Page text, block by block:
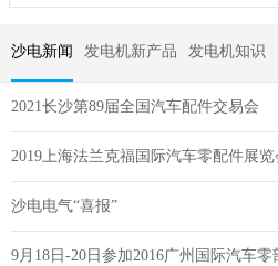
沙电新闻 发电机新产品 发电机知识
2021长沙第89届全国汽车配件交易会
2019上海法兰克福国际汽车零配件展览
沙电电气“喜报”
9月18日-20日参加2016广州国际汽车